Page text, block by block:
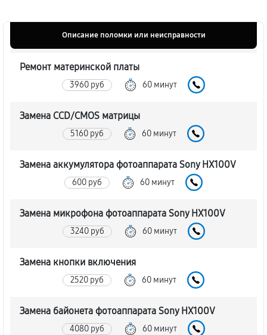
Описание поломки или неисправности
Ремонт материнской платы
3960 руб 60 минут
Замена CCD/CMOS матрицы
5160 руб 60 минут
Замена аккумулятора фотоаппарата Sony HX100V
600 руб 60 минут
Замена микрофона фотоаппарата Sony HX100V
3240 руб 60 минут
Замена кнопки включения
2520 руб 60 минут
Замена байонета фотоаппарата Sony HX100V
4080 руб 60 минут